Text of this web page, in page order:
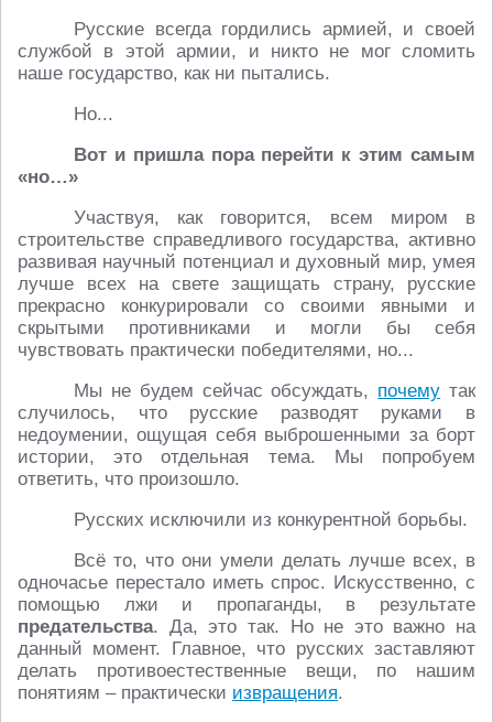
Русские всегда гордились армией, и своей
службой в этой армии, и никто не мог сломить
наше государство, как ни пытались.
Но...
Вот и пришла пора перейти к этим самым
«но…»
Участвуя, как говорится, всем миром в
строительстве справедливого государства, активно
развивая научный потенциал и духовный мир, умея
лучше всех на свете защищать страну, русские
прекрасно конкурировали со своими явными и
скрытыми противниками и могли бы себя
чувствовать практически победителями, но...
Мы не будем сейчас обсуждать, почему так
случилось, что русские разводят руками в
недоумении, ощущая себя выброшенными за борт
истории, это отдельная тема. Мы попробуем
ответить, что произошло.
Русских исключили из конкурентной борьбы.
Всё то, что они умели делать лучше всех, в
одночасье перестало иметь спрос. Искусственно, с
помощью лжи и пропаганды, в результате
предательства. Да, это так. Но не это важно на
данный момент. Главное, что русских заставляют
делать противоестественные вещи, по нашим
понятиям – практически извращения.